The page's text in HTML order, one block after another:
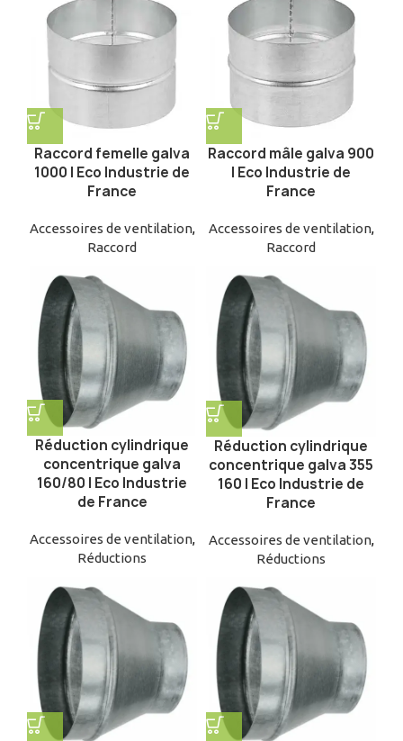
Raccord femelle galva
1000 | Eco Industrie de
France
Accessoires de ventilation,
Raccord
Raccord mâle galva 900
| Eco Industrie de
France
Accessoires de ventilation,
Raccord
Réduction cylindrique
concentrique galva
160/80 | Eco Industrie
de France
Accessoires de ventilation,
Réductions
Réduction cylindrique
concentrique galva 355
160 | Eco Industrie de
France
Accessoires de ventilation,
Réductions